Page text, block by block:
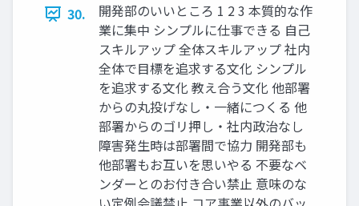
30.
開発部のいいところ 1 2 3 本質的な作
業に集中 シンプルに仕事できる 自己
スキルアップ 全体スキルアップ 社内
全体で目標を追求する文化 シンプル
を追求する文化 教え合う文化 他部署
からの丸投げなし・一緒につくる 他
部署からのゴリ押し・社内政治なし
障害発生時は部署間で協力 開発部も
他部署もお互いを思いやる 不要なベ
ンダーとのお付き合い禁止 意味のな